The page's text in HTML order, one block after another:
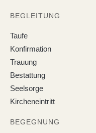
BEGLEITUNG
Taufe
Konfirmation
Trauung
Bestattung
Seelsorge
Kircheneintritt
BEGEGNUNG